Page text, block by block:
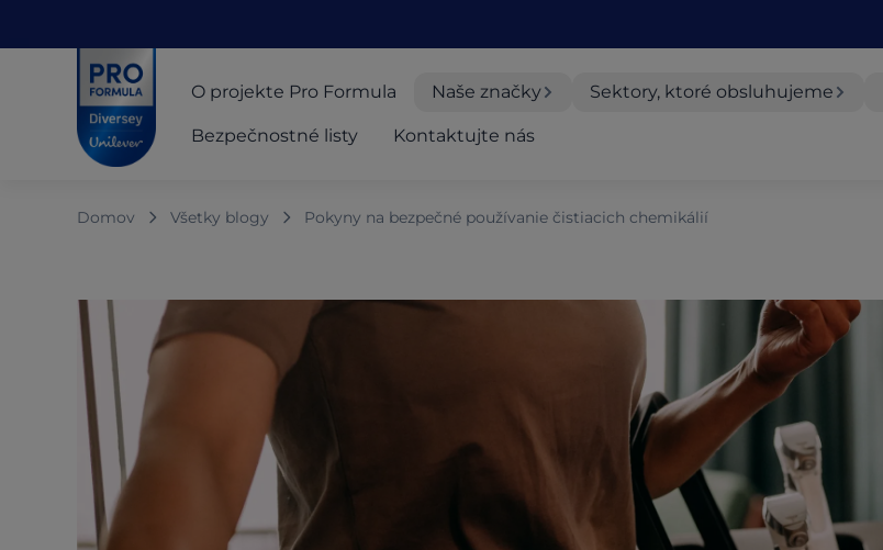
Pro Formula
O projekte Pro Formula
Naše značky Sektory, ktoré obsluhujeme
Bezpečnostné listy Kontaktujte nás
Domov Všetky blogy Pokyny na bezpečné používanie čistiacich chemikálií